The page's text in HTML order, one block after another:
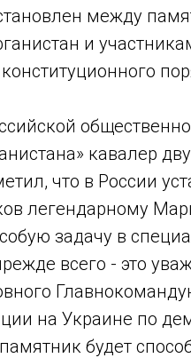
между
и
кавалер
что в России
легендарному
задачу в
всего - это
на Украине по
будет